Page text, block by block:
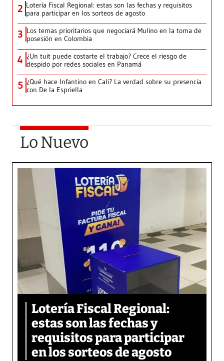
2 Lotería Fiscal Regional: estas son las fechas y requisitos
para participar en los sorteos de agosto
3 Los temas prioritarios que negociará Mulino en la toma de
posesión en Colombia
4 ¿Un tuit puede costarte el trabajo? Crece el riesgo de
despido por redes sociales en Panamá
5 ¿Qué hace Infantino en Cali? La verdad sobre su presencia
con De la Espriella
Lo Nuevo
Lotería Fiscal Regional:
estas son las fechas y
requisitos para participar
en los sorteos de agosto